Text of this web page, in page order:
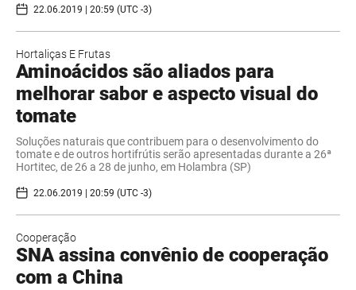
22.06.2019 | 20:59 (UTC -3)
Hortaliças E Frutas
Aminoácidos são aliados para
melhorar sabor e aspecto visual do
tomate
Soluções naturais que contribuem para o desenvolvimento do
tomate e de outros hortifrútis serão apresentadas durante a 26ª
Hortitec, de 26 a 28 de junho, em Holambra (SP)
22.06.2019 | 20:59 (UTC -3)
Cooperação
SNA assina convênio de cooperação
com a China